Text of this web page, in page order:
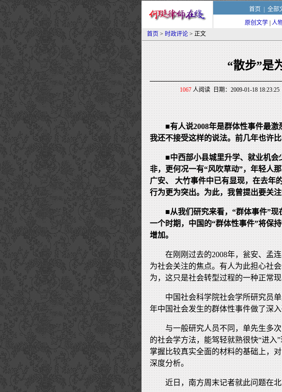
首页 全部
原创文学 人
首页 > 时政评论> 正文
“散步”是
1067人阅读 日期：2009-01-18
■有人说2008年是群体性事件最
我还不接受这样的说法。前几年也许
■中西部小县城里升学、就业机
非，更何况一有“风吹草动”，年轻人
广安、 大竹事件中已有显现，在去年
行为更为突出。为此，我曾提出要关
■从我们研究来看，“群体事件”
一个时期，中国的“群体性事件”将保
增加。
在刚刚过去的2008年，瓮安、孟
为社会关注的焦点。有人为此担心社
为，这只是社会转型过程的一种正常现
中国社会科学院社会学所研究员
年中国社会发生的群体性事件做了深
与一般研究人员不同，单先生多
的社会学方法，能驾轻就熟很快“进入
掌握比较真实全面的材料的基础上，
深度分析。
近日，南方周末记者就此问题在